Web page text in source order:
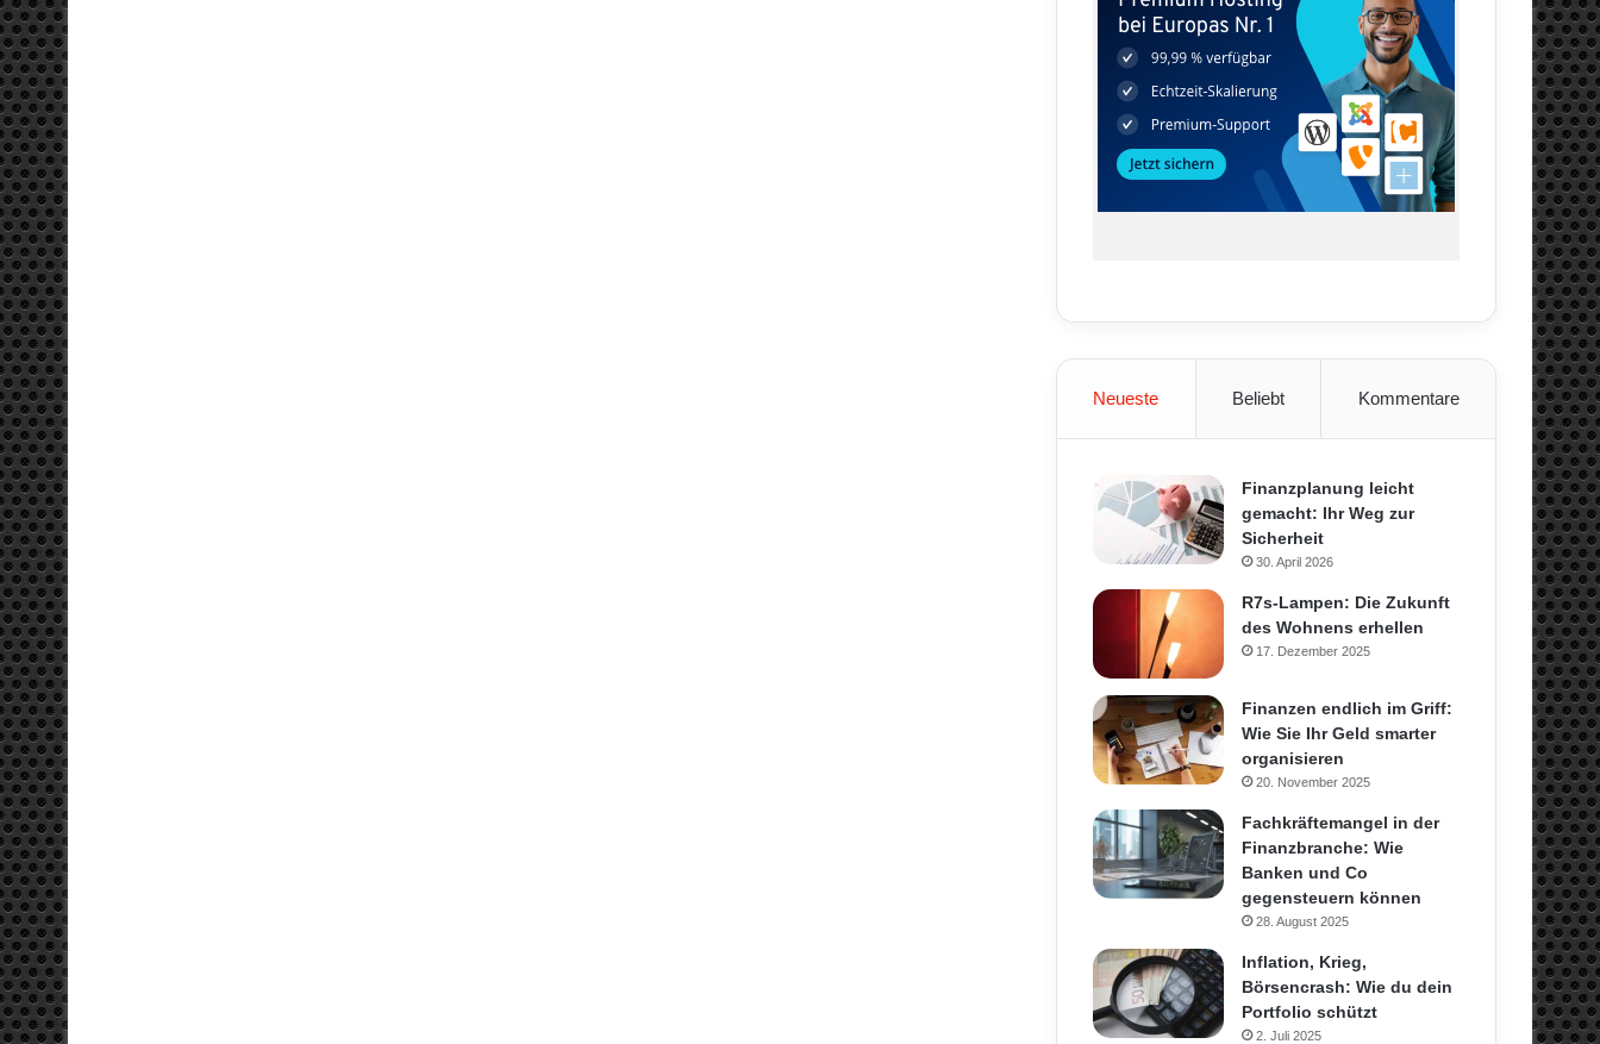
Neueste Beliebt Kommentare
Finanzplanung leicht
gemacht: Ihr Weg zur
Sicherheit
30. April 2026
R7s-Lampen: Die Zukunft
des Wohnens erhellen
17. Dezember 2025
Finanzen endlich im Griff:
Wie Sie Ihr Geld smarter
organisieren
20. November 2025
Fachkräftemangel in der
Finanzbranche: Wie
Banken und Co
gegensteuern können
28. August 2025
Inflation, Krieg,
Börsencrash: Wie du dein
Portfolio schützt
2. Juli 2025